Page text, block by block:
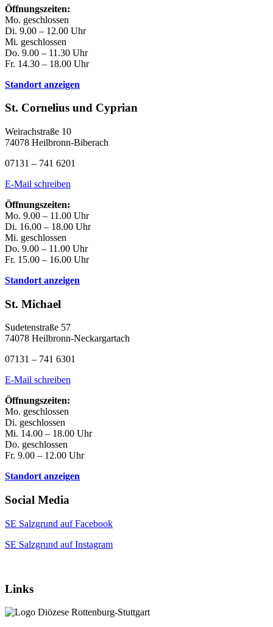
Öffnungszeiten:
Mo. geschlossen
Di. 9.00 – 12.00 Uhr
Mi. geschlossen
Do. 9.00 – 11.30 Uhr
Fr. 14.30 – 18.00 Uhr
Standort anzeigen
St. Cornelius und Cyprian
Weirachstraße 10
74078 Heilbronn-Biberach
07131 – 741 6201
E-Mail schreiben
Öffnungszeiten:
Mo. 9.00 – 11.00 Uhr
Di. 16.00 – 18.00 Uhr
Mi. geschlossen
Do. 9.00 – 11.00 Uhr
Fr. 15.00 – 16.00 Uhr
Standort anzeigen
St. Michael
Sudetenstraße 57
74078 Heilbronn-Neckargartach
07131 – 741 6301
E-Mail schreiben
Öffnungszeiten:
Mo. geschlossen
Di. geschlossen
Mi. 14.00 – 18.00 Uhr
Do. geschlossen
Fr. 9.00 – 12.00 Uhr
Standort anzeigen
Social Media
SE Salzgrund auf Facebook
SE Salzgrund auf Instagram
Links